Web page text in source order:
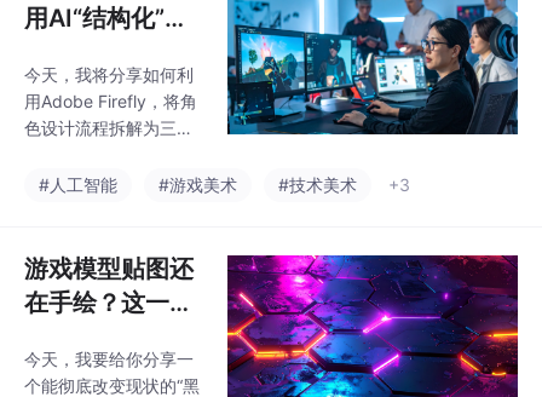
用AI“结构化”方
了80%
今天，我将分享如何利
用Adobe Firefly，将角
色设计流程拆解为三个
步骤，并最终无缝对接
队将角色概念阶段的废
稿率降低了80%以上。
#人工智能 #游戏美术 #技术美术 +3
游戏模型贴图还
在手绘？这一套
话生成PBR材质
今天，我要给你分享一
个能彻底改变现状的“黑